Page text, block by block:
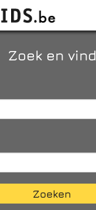
Zoek en vind
Zoeken